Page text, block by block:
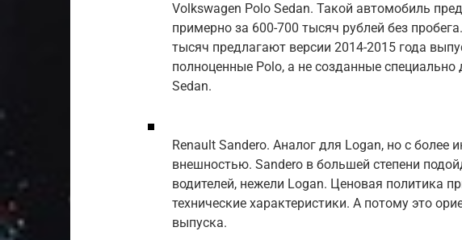
Volkswagen Polo Sedan. Такой автомобиль
примерно за 600-700 тысяч рублей без
тысяч предлагают версии 2014-2015 года
полноценные Polo, а не созданные
Sedan.
Renault Sandero. Аналог для Logan, но с более
внешностью. Sandero в большей степени
водителей, нежели Logan. Ценовая политика
технические характеристики. А потому это
выпуска.